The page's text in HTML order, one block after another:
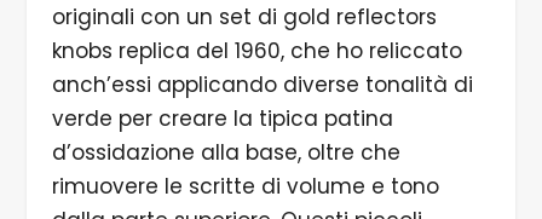
originali con un set di gold reflectors
knobs replica del 1960, che ho reliccato
anch’essi applicando diverse tonalità di
verde per creare la tipica patina
d’ossidazione alla base, oltre che
rimuovere le scritte di volume e tono